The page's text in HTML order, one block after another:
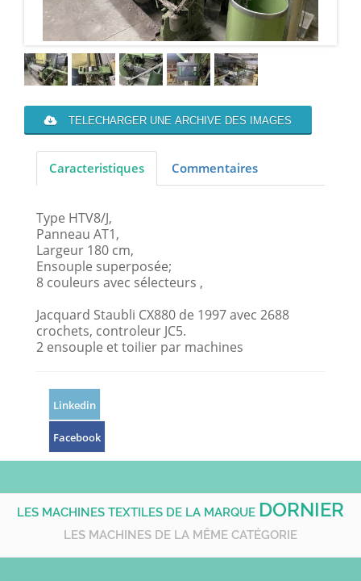
TELECHARGER UNE ARCHIVE DES IMAGES
Caracteristiques Commentaires
Type HTV8/J,
Panneau AT1,
Largeur 180 cm,
Ensouple superposée;
8 couleurs avec sélecteurs ,
Jacquard Staubli CX880 de 1997 avec 2688
crochets, controleur JC5.
2 ensouple et toilier par machines
Linkedin
Facebook
LES MACHINES TEXTILES DE LA MARQUE DORNIER
LES MACHINES DE LA MÊME CATÉGORIE